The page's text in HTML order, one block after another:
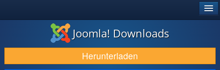
DOWNLOAD & ERWEITERN
ENTDECKEN & LERNEN
Joomla! Downloads
Herunterladen